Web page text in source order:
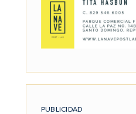
PUBLICIDAD